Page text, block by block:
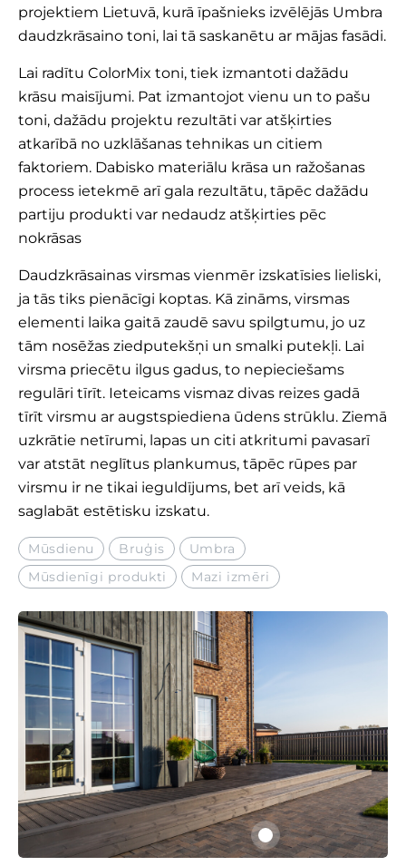
projektiem Lietuvā, kurā īpašnieks izvēlējās Umbra
daudzkrāsaino toni, lai tā saskanētu ar mājas fasādi.
Lai radītu ColorMix toni, tiek izmantoti dažādu
krāsu maisījumi. Pat izmantojot vienu un to pašu
toni, dažādu projektu rezultāti var atšķirties
atkarībā no uzklāšanas tehnikas un citiem
faktoriem. Dabisko materiālu krāsa un ražošanas
process ietekmē arī gala rezultātu, tāpēc dažādu
partiju produkti var nedaudz atšķirties pēc
nokrāsas
Daudzkrāsainas virsmas vienmēr izskatīsies lieliski,
ja tās tiks pienācīgi koptas. Kā zināms, virsmas
elementi laika gaitā zaudē savu spilgtumu, jo uz
tām nosēžas ziedputekšņi un smalki putekļi. Lai
virsma priecētu ilgus gadus, to nepieciešams
regulāri tīrīt. Ieteicams vismaz divas reizes gadā
tīrīt virsmu ar augstspiediena ūdens strūklu. Ziemā
uzkrātie netīrumi, lapas un citi atkritumi pavasarī
var atstāt neglītus plankumus, tāpēc rūpes par
virsmu ir ne tikai ieguldījums, bet arī veids, kā
saglabāt estētisku izskatu.
Mūsdienu Bruģis
Umbra
Mūsdienīgi produkti
Mazi izmēri